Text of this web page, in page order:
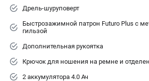
Дрель-шуруповерт
Быстрозажимной патрон Futuro Plus с
гильзой
Дополнительная рукоятка
Крючок для ношения на ремне и
2 аккумулятора 4.0 Ач